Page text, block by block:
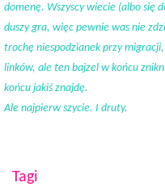
domenę. Wszyscy wiecie (albo się
duszy gra, więc pewnie was nie
trochę niespodzianek przy
linków, ale ten bajzel w końcu
końcu jakiś znajdę.
Ale najpierw szycie. I druty.
Tagi